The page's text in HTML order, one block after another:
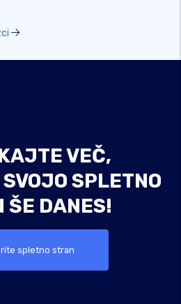
VEČ,
SPLETNO
ŠE DANES!
spletno stran